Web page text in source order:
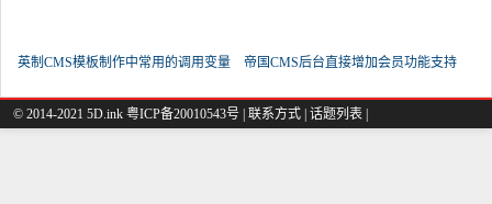
英制CMS模板制作中常用的调用变量 帝国CMS后台直接增加会员功能支持
© 2014-2021 5D.ink 粤ICP备20010543号 联系方式 话题列表